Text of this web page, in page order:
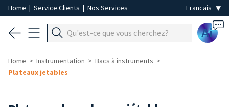
Home | Service Clients | Nos Services
Ai
Home Instrumentation
Bacs à instruments
Plateaux jetables